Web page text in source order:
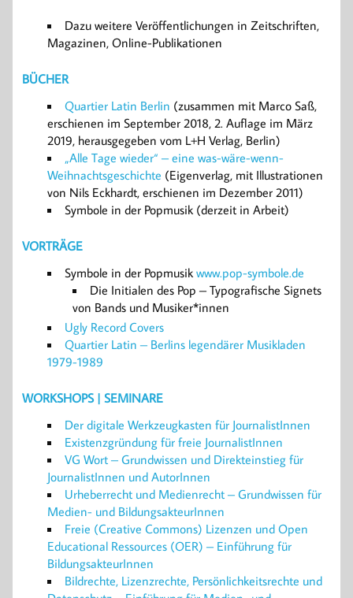
Dazu weitere Veröffentlichungen in Zeitschriften,
Magazinen, Online-Publikationen
BÜCHER
Quartier Latin Berlin (zusammen mit Marco Saß,
erschienen im September 2018, 2. Auflage im März
2019, herausgegeben vom L+H Verlag, Berlin)
„Alle Tage wieder“ – eine was-wäre-wenn-
Weihnachtsgeschichte (Eigenverlag, mit Illustrationen
von Nils Eckhardt, erschienen im Dezember 2011)
Symbole in der Popmusik (derzeit in Arbeit)
VORTRÄGE
Symbole in der Popmusik www.pop-symbole.de
Die Initialen des Pop – Typografische Signets
von Bands und Musiker*innen
Ugly Record Covers
Quartier Latin – Berlins legendärer Musikladen
1979-1989
WORKSHOPS | SEMINARE
Der digitale Werkzeugkasten für JournalistInnen
Existenzgründung für freie JournalistInnen
VG Wort – Grundwissen und Direkteinstieg für
JournalistInnen und AutorInnen
Urheberrecht und Medienrecht – Grundwissen für
Medien- und BildungsakteurInnen
Freie (Creative Commons) Lizenzen und Open
Educational Ressources (OER) – Einführung für
BildungsakteurInnen
Bildrechte, Lizenzrechte, Persönlichkeitsrechte und